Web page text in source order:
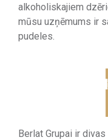
alkoholiskajiem
mūsu uzņēmums ir
pudeles.
Berlat Grupai ir